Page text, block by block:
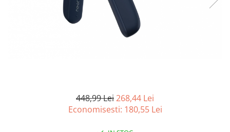
Mobila gradina & terasa
448,99 Lei268,44 Lei
Economisesti: 180,55 Lei